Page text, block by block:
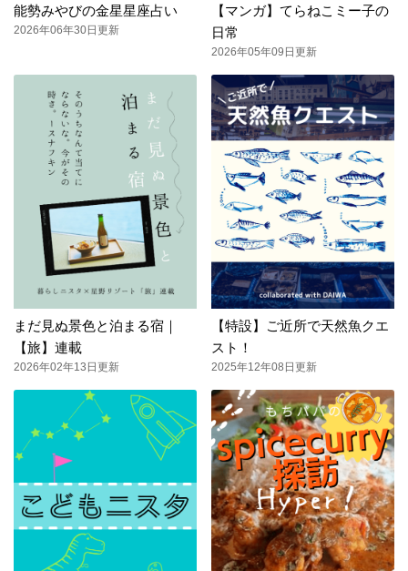
能勢みやびの金星星座占い
2026年06年30日更新
【マンガ】てらねこミー子の
日常
2026年05年09日更新
まだ見ぬ景色と泊まる宿｜
【旅】連載
2026年02年13日更新
【特設】ご近所で天然魚クエ
スト！
2025年12年08日更新